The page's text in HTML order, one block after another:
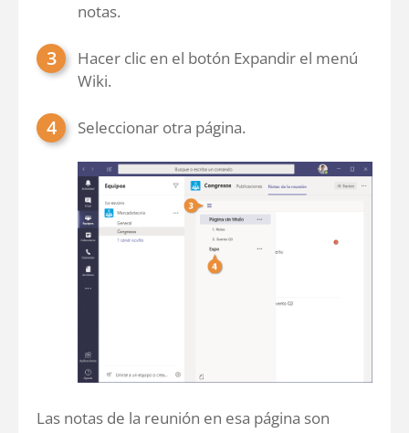
notas.
Hacer clic en el botón Expandir el menú
Wiki.
Seleccionar otra página.
Las notas de la reunión en esa página son